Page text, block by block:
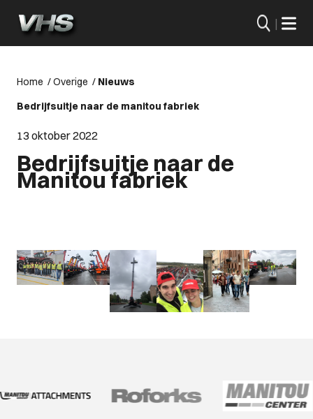
|
Home /Overige / Nieuws
Bedrijfsuitje naar de manitou fabriek
13 oktober 2022
Bedrijfsuitje naar de
Manitou fabriek